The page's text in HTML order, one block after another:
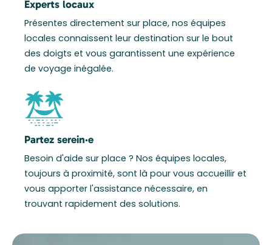
Experts locaux
Présentes directement sur place, nos équipes
locales connaissent leur destination sur le bout
des doigts et vous garantissent une expérience
de voyage inégalée.
Partez serein·e
Besoin d'aide sur place ? Nos équipes locales,
toujours à proximité, sont là pour vous accueillir et
vous apporter l'assistance nécessaire, en
trouvant rapidement des solutions.